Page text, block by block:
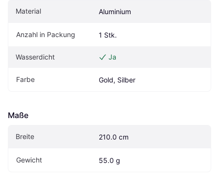
Material Aluminium
Anzahl in Packung 1 Stk.
Wasserdicht Ja
Farbe Gold, Silber
Maße
Breite 210.0 cm
Gewicht 55.0 g